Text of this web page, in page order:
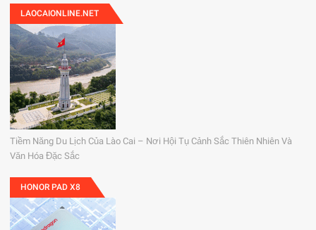
LAOCAIONLINE.NET
Tiềm Năng Du Lịch Của Lào Cai – Nơi Hội Tụ Cảnh Sắc Thiên Nhiên Và
Văn Hóa Đặc Sắc
HONOR PAD X8